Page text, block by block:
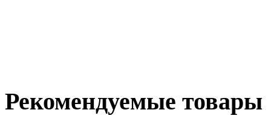
Рекомендуемые товары